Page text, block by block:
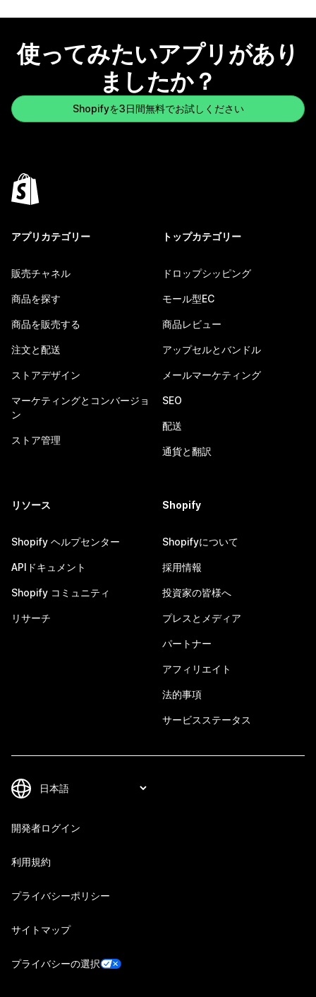
使ってみたいアプリがあり
ましたか？
Shopifyを3日間無料でお試しください
アプリカテゴリー
販売チャネル
商品を探す
商品を販売する
注文と配送
ストアデザイン
マーケティングとコンバージョ
ン
ストア管理
トップカテゴリー
ドロップシッピング
モール型EC
商品レビュー
アップセルとバンドル
メールマーケティング
SEO
配送
通貨と翻訳
リソース
Shopify ヘルプセンター
APIドキュメント
Shopify コミュニティ
リサーチ
Shopify
Shopifyについて
採用情報
投資家の皆様へ
プレスとメディア
パートナー
アフィリエイト
法的事項
サービスステータス
開発者ログイン
利用規約
プライバシーポリシー
サイトマップ
プライバシーの選択